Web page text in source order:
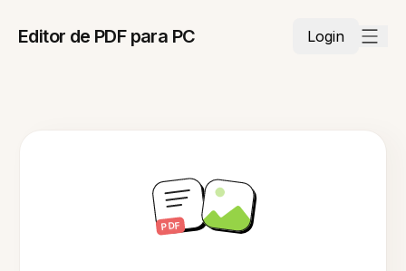
Editor de PDF para PC Login